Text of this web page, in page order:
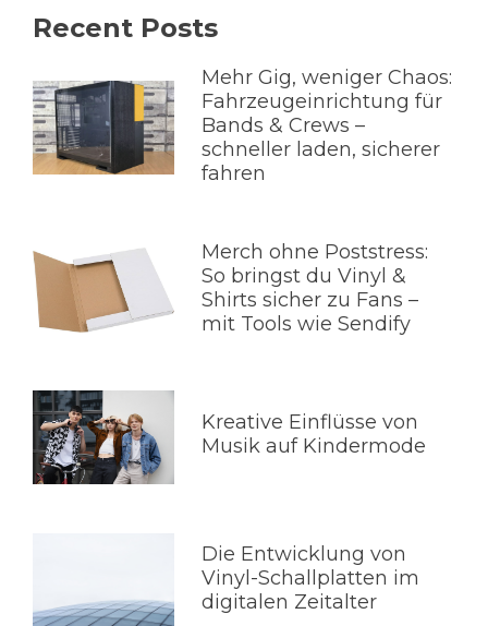
Recent Posts
Mehr Gig, weniger Chaos:
Fahrzeugeinrichtung für
Bands & Crews –
schneller laden, sicherer
fahren
Merch ohne Poststress:
So bringst du Vinyl &
Shirts sicher zu Fans –
mit Tools wie Sendify
Kreative Einflüsse von
Musik auf Kindermode
Die Entwicklung von
Vinyl-Schallplatten im
digitalen Zeitalter